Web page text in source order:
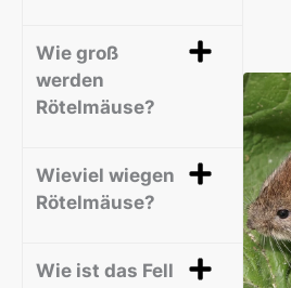
Wie groß
werden
Rötelmäuse?
Wieviel wiegen
Rötelmäuse?
Wie ist das Fell